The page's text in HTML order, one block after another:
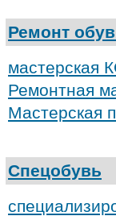
Ремонт
мастерская
Ремонтная
Мастерская
Спецобувь
с
от 6500 руб.